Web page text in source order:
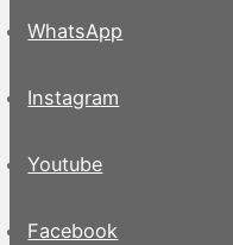
WhatsApp
Instagram
Youtube
Facebook